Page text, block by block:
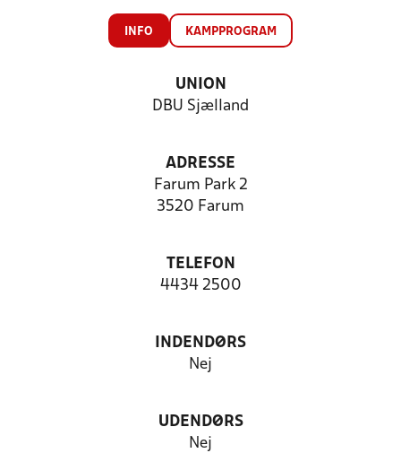
INFO KAMPPROGRAM
UNION
DBU Sjælland
ADRESSE
Farum Park 2
3520 Farum
TELEFON
4434 2500
INDENDØRS
Nej
UDENDØRS
Nej